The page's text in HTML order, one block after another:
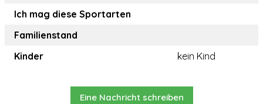
Ich mag diese Sportarten
Familienstand
Kinder
kein Kind
Eine Nachricht schreiben